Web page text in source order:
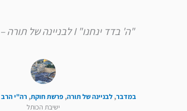
"ה' בדד ינחנו" I לבניינה של תורה – פרשת חוקת
במדבר, לבניינה של תורה, פרשת חוקת, רה"י הרב
ישיבת הכותל